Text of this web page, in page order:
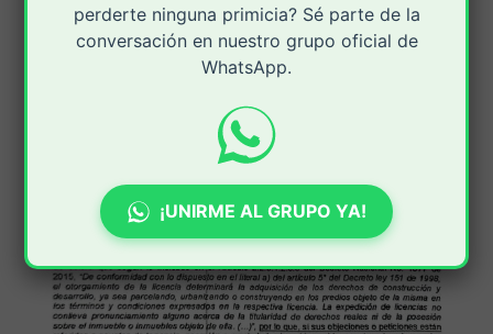
perderte ninguna primicia? Sé parte de la
conversación en nuestro grupo oficial de
WhatsApp.
¡UNIRME AL GRUPO YA!